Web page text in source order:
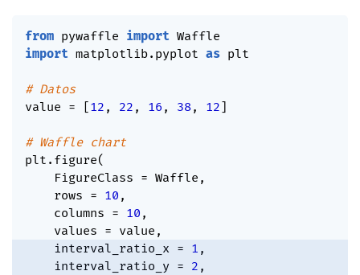
from pywaffle import
import matplotlib. pyplot as plt
# Datos
value = [12 , 22 , 16 , 38, 12]
# Waffle chart
plt . figure(
    FigureClass
= Waffle ,
    rows
= 10 ,
    columns
= 10 ,
    values
= value ,
    interval_ratio_x
= 1 ,
    interval_ratio_y
= 2 ,